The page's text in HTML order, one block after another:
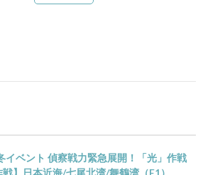
イベント 偵察戦力緊急展開！「光」作戦
戦】日本近海/七尾北湾/舞鶴湾（E1）